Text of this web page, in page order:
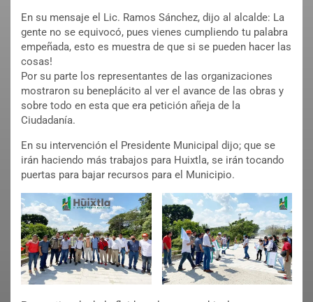
En su mensaje el Lic. Ramos Sánchez, dijo al alcalde: La
gente no se equivocó, pues vienes cumpliendo tu palabra
empeñada, esto es muestra de que si se pueden hacer las
cosas!
Por su parte los representantes de las organizaciones
mostraron su beneplácito al ver el avance de las obras y
sobre todo en esta que era petición añeja de la
Ciudadanía.
En su intervención el Presidente Municipal dijo; que se
irán haciendo más trabajos para Huixtla, se irán tocando
puertas para bajar recursos para el Municipio.